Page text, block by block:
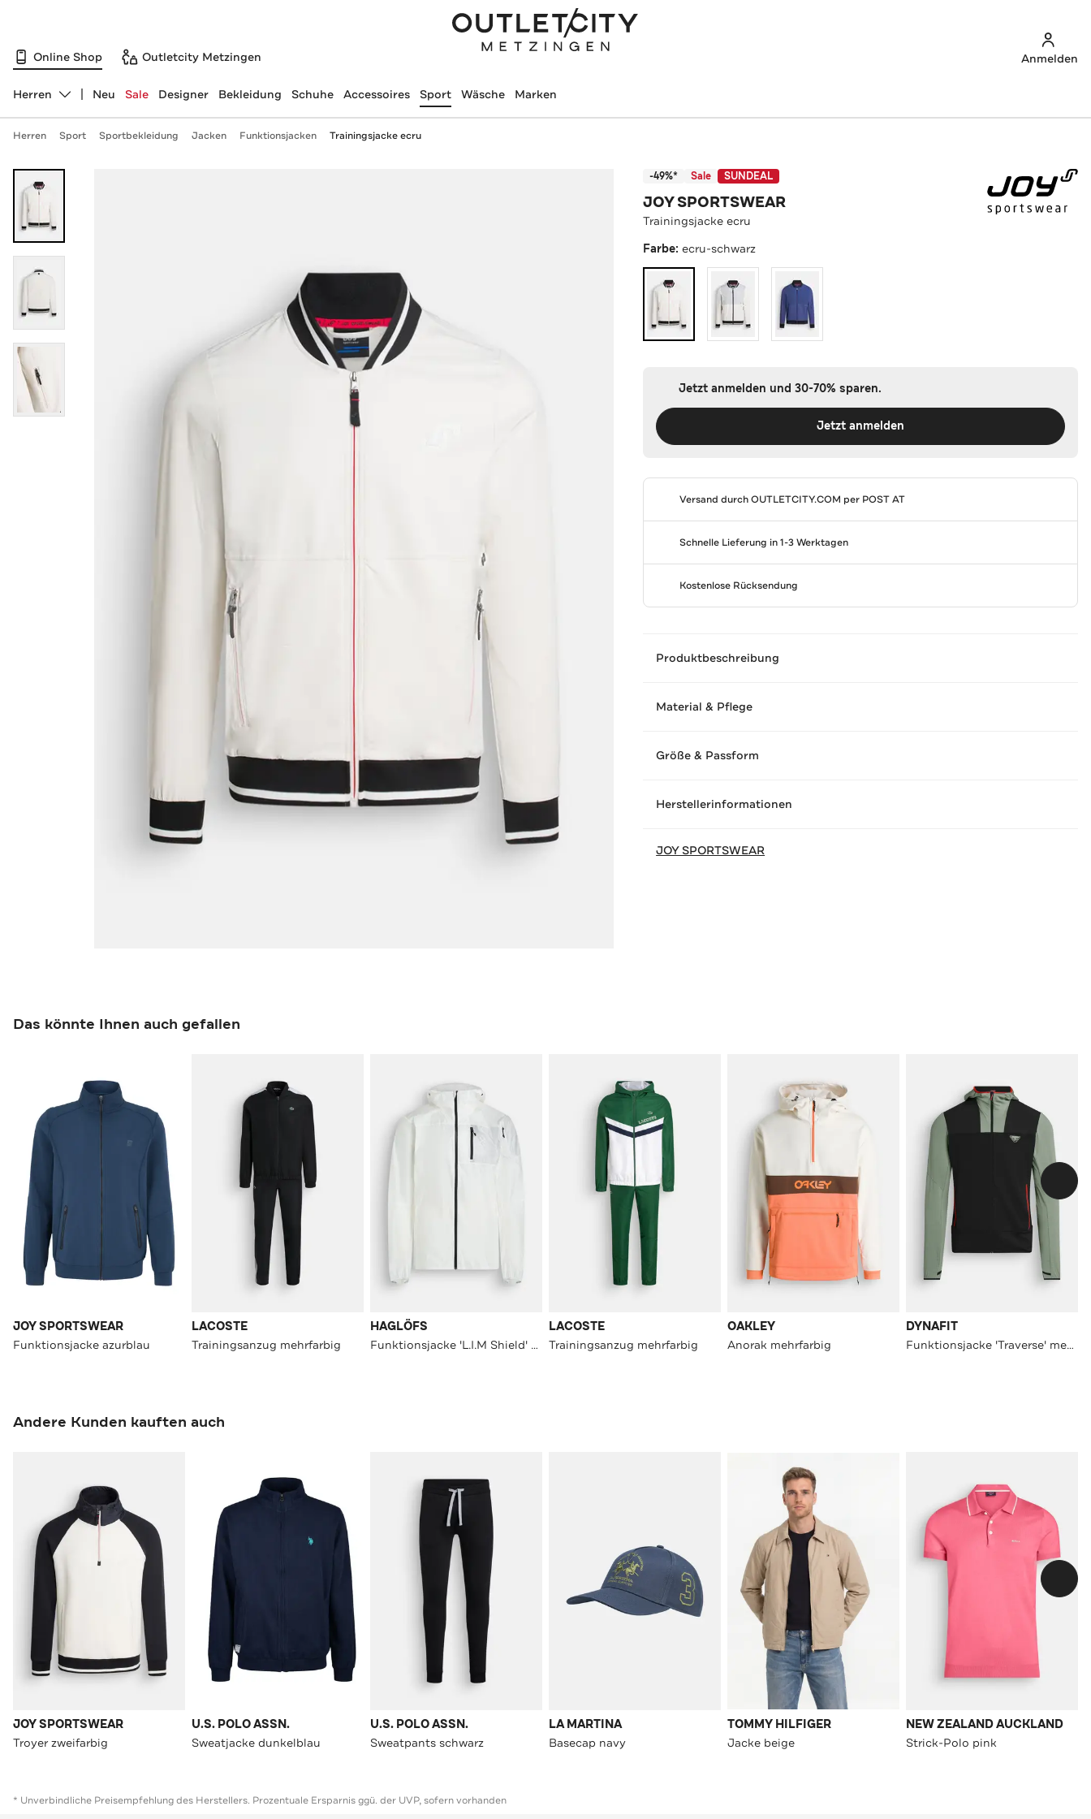
Online Shop Outletcity Metzingen Anmelden
Abteilung ändern, ausgewählt:
Herren Neu Sale Designer Bekleidung Schuhe Accessoires Sport Wäsche Marken
Herren Sport Sportbekleidung Jacken Funktionsjacken Trainingsjacke ecru
-49%* Sale SUNDEAL
JOY SPORTSWEAR
Trainingsjacke ecru
Farbe:ecru-schwarz
Jetzt anmelden und 30-70% sparen.
Jetzt anmelden
Versand durchOUTLETCITY.COM per POST AT
Schnelle Lieferung in 1-3 Werktagen
Kostenlose Rücksendung
Produktbeschreibung
Material & Pflege
Größe & Passform
Herstellerinformationen
JOY SPORTSWEAR
Das könnte Ihnen auch gefallen
JOY SPORTSWEAR
Funktionsjacke azurblau
LACOSTE
Trainingsanzug mehrfarbig
HAGLÖFS
Funktionsjacke 'L.I.M Shield' weiß
LACOSTE
Trainingsanzug mehrfarbig
OAKLEY
Anorak mehrfarbig
DYNAFIT
Funktionsjacke 'Traverse' mehrfarbig
Andere Kunden kauften auch
JOY SPORTSWEAR
Troyer zweifarbig
U.S. POLO ASSN.
Sweatjacke dunkelblau
U.S. POLO ASSN.
Sweatpants schwarz
LA MARTINA
Basecap navy
TOMMY HILFIGER
Jacke beige
NEW ZEALAND AUCKLAND
Strick-Polo pink
* Unverbindliche Preisempfehlung des Herstellers. Prozentuale Ersparnis ggü. der UVP, sofern vorhanden